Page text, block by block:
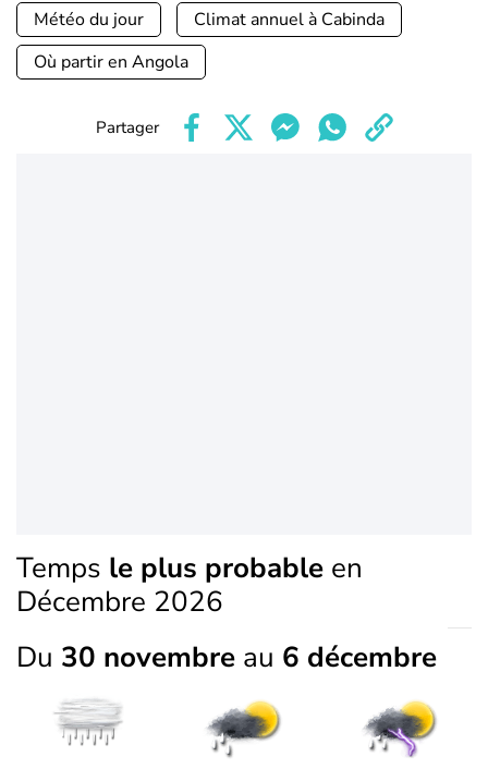
Météo du jour
Climat annuel à Cabinda
Où partir en Angola
Partager
Temps le plus probable en
Décembre 2026
Du 30 novembre au 6 décembre